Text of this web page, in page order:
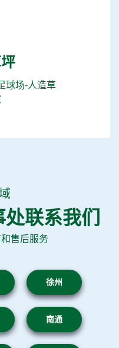
球场-人造草
联系我们
售后服务
徐州
南通